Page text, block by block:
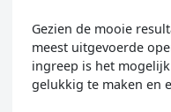
Gezien de mooie
meest uitgevoerde
ingreep is het
gelukkig te maken en